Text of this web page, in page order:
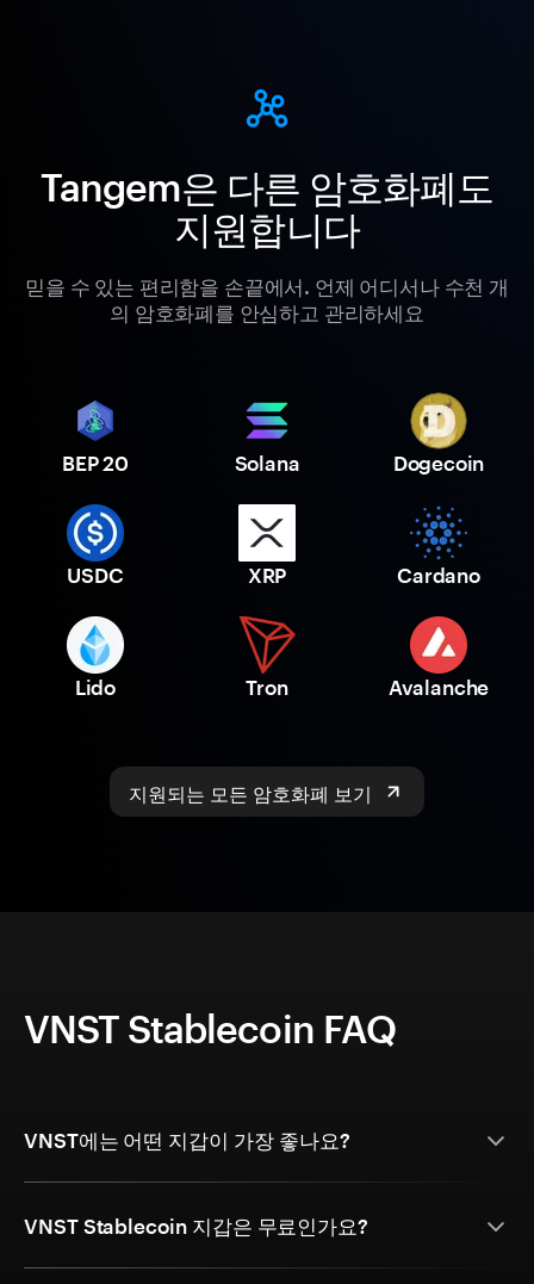
Tangem은 다른 암호화폐도
지원합니다
믿을 수 있는 편리함을 손끝에서. 언제 어디서나 수천 개
의 암호화폐를 안심하고 관리하세요
BEP 20 Solana Dogecoin
USDC XRP Cardano
Lido Tron Avalanche
지원되는 모든 암호화폐 보기
VNST Stablecoin FAQ
VNST에는 어떤 지갑이 가장 좋나요?
VNST Stablecoin 지갑은 무료인가요?